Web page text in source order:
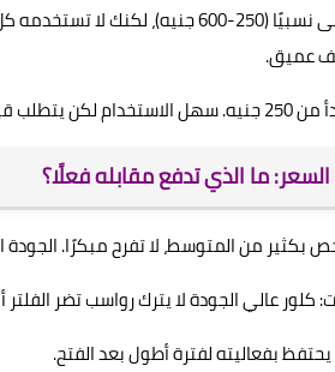
3. كلور الصدمة: أغلى نسبيًا (250-
عميق.
ما الذي تدفع مقابله فعلًا؟
بكثير من المتوسط، لا تفرح مبكرًا. الجودة
كلور عالي الجودة لا يترك رواسب تضر الفلتر
يحتفظ بفعاليته لفترة أطول بعد الفتح.